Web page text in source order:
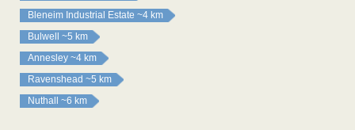
Bleneim Industrial Estate ~4 km
Bulwell
~5 km
Annesley ~4 km
Ravenshead ~5 km
Nuthall
~6 km